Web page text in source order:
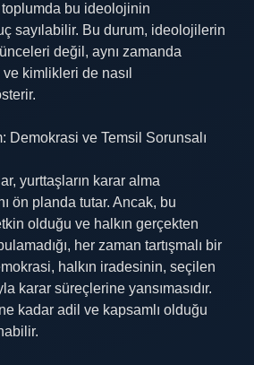
bu ideolojinin
sayılabilir. Bu durum, ideolojilerin
değil, aynı zamanda
kimlikleri de nasıl
Demokrasi ve Temsil Sorunsalı
yurttaşların karar alma
ön planda tutar. Ancak, bu
olduğu ve halkın gerçekten
her zaman tartışmalı bir
halkın iradesinin, seçilen
karar süreçlerine yansımasıdır.
kadar adil ve kapsamlı olduğu